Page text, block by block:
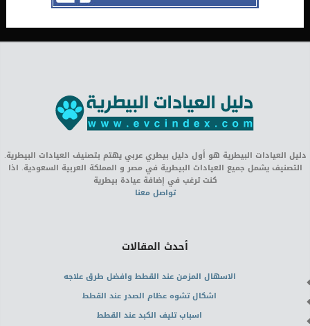
دليل العيادات البيطرية هو أول دليل بيطري عربي يهتم بتصنيف العيادات البيطرية.
التصنيف يشمل جميع العيادات البيطرية في مصر و المملكة العربية السعودية. اذا
كنت ترغب في إضافة عيادة بيطرية
تواصل معنا
أحدث المقالات
الاسهال المزمن عند القطط وافضل طرق علاجه
اشكال تشوه عظام الصدر عند القطط
اسباب تليف الكبد عند القطط